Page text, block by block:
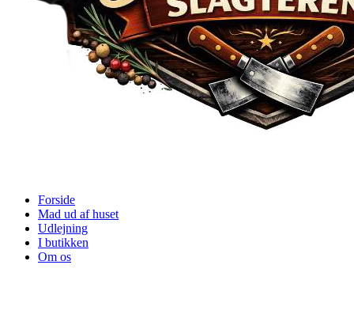
Forside
Mad ud af huset
Udlejning
I butikken
Om os